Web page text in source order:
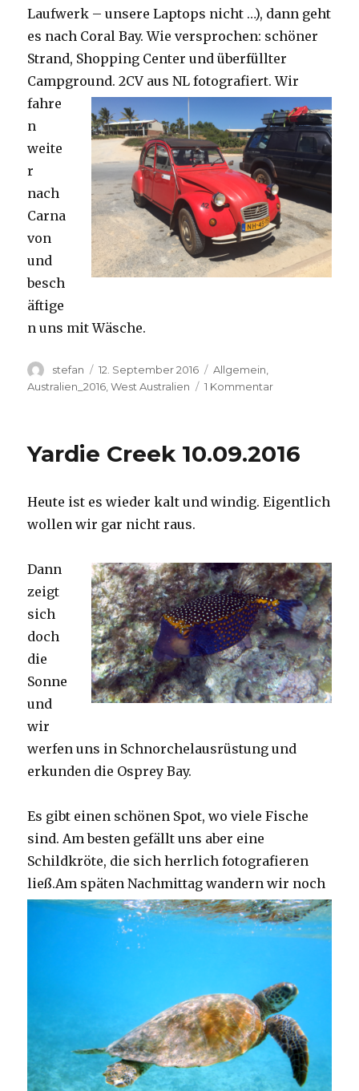
Laufwerk – unsere Laptops nicht …), dann geht
es nach Coral Bay. Wie versprochen: schöner
Strand, Shopping Center und überfüllter
Campground.2CV aus NL fotografiert. Wir
fahre
n
weite
r
nach
Carna
von
und
besch
äftige
n uns mit Wäsche.
Autor
stefan
Veröffentlicht
am
12. September 2016 Kategorien
Allgemein
Australien_2016 ,West Australien 1 Kommentarzu
Yardie Creek 10.09.2016
Heute ist es wieder kalt und windig. Eigentlich
wollen wir gar nicht raus.
Dann
zeigt
sich
doch
die
Sonne
und
wir
werfen uns in Schnorchelausrüstung und
erkunden die Osprey Bay.
Es gibt einen schönen Spot, wo viele Fische
sind. Am besten gefällt uns aber eine
Schildkröte, die sich herrlich fotografieren
ließ.Am späten Nachmittag wandern wir noch